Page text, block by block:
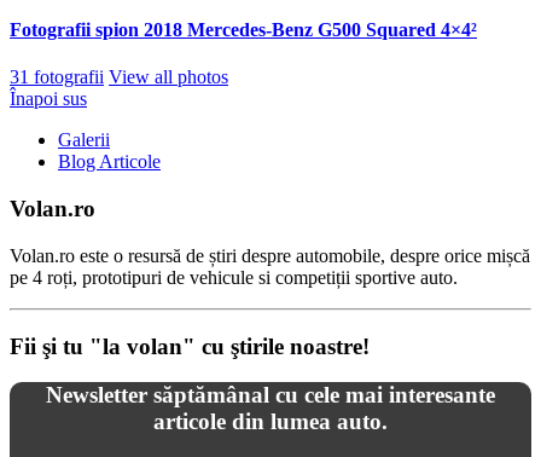
Fotografii spion 2018 Mercedes-Benz G500 Squared 4×4²
31 fotografii View all photos
Înapoi sus
Galerii
Blog Articole
Volan.ro
Volan.ro este o resursă de știri despre automobile, despre orice mișcă
pe 4 roți, prototipuri de vehicule si competiții sportive auto.
Fii şi tu "la volan" cu ştirile noastre!
Newsletter săptămânal cu cele mai interesante
articole din lumea auto.